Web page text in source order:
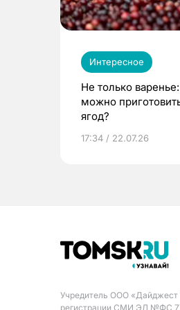
Интересное
Не только
можно
ягод?
17:34 / 22.07.26
Учредитель ООО
регистрации СМИ ЭЛ №ФС